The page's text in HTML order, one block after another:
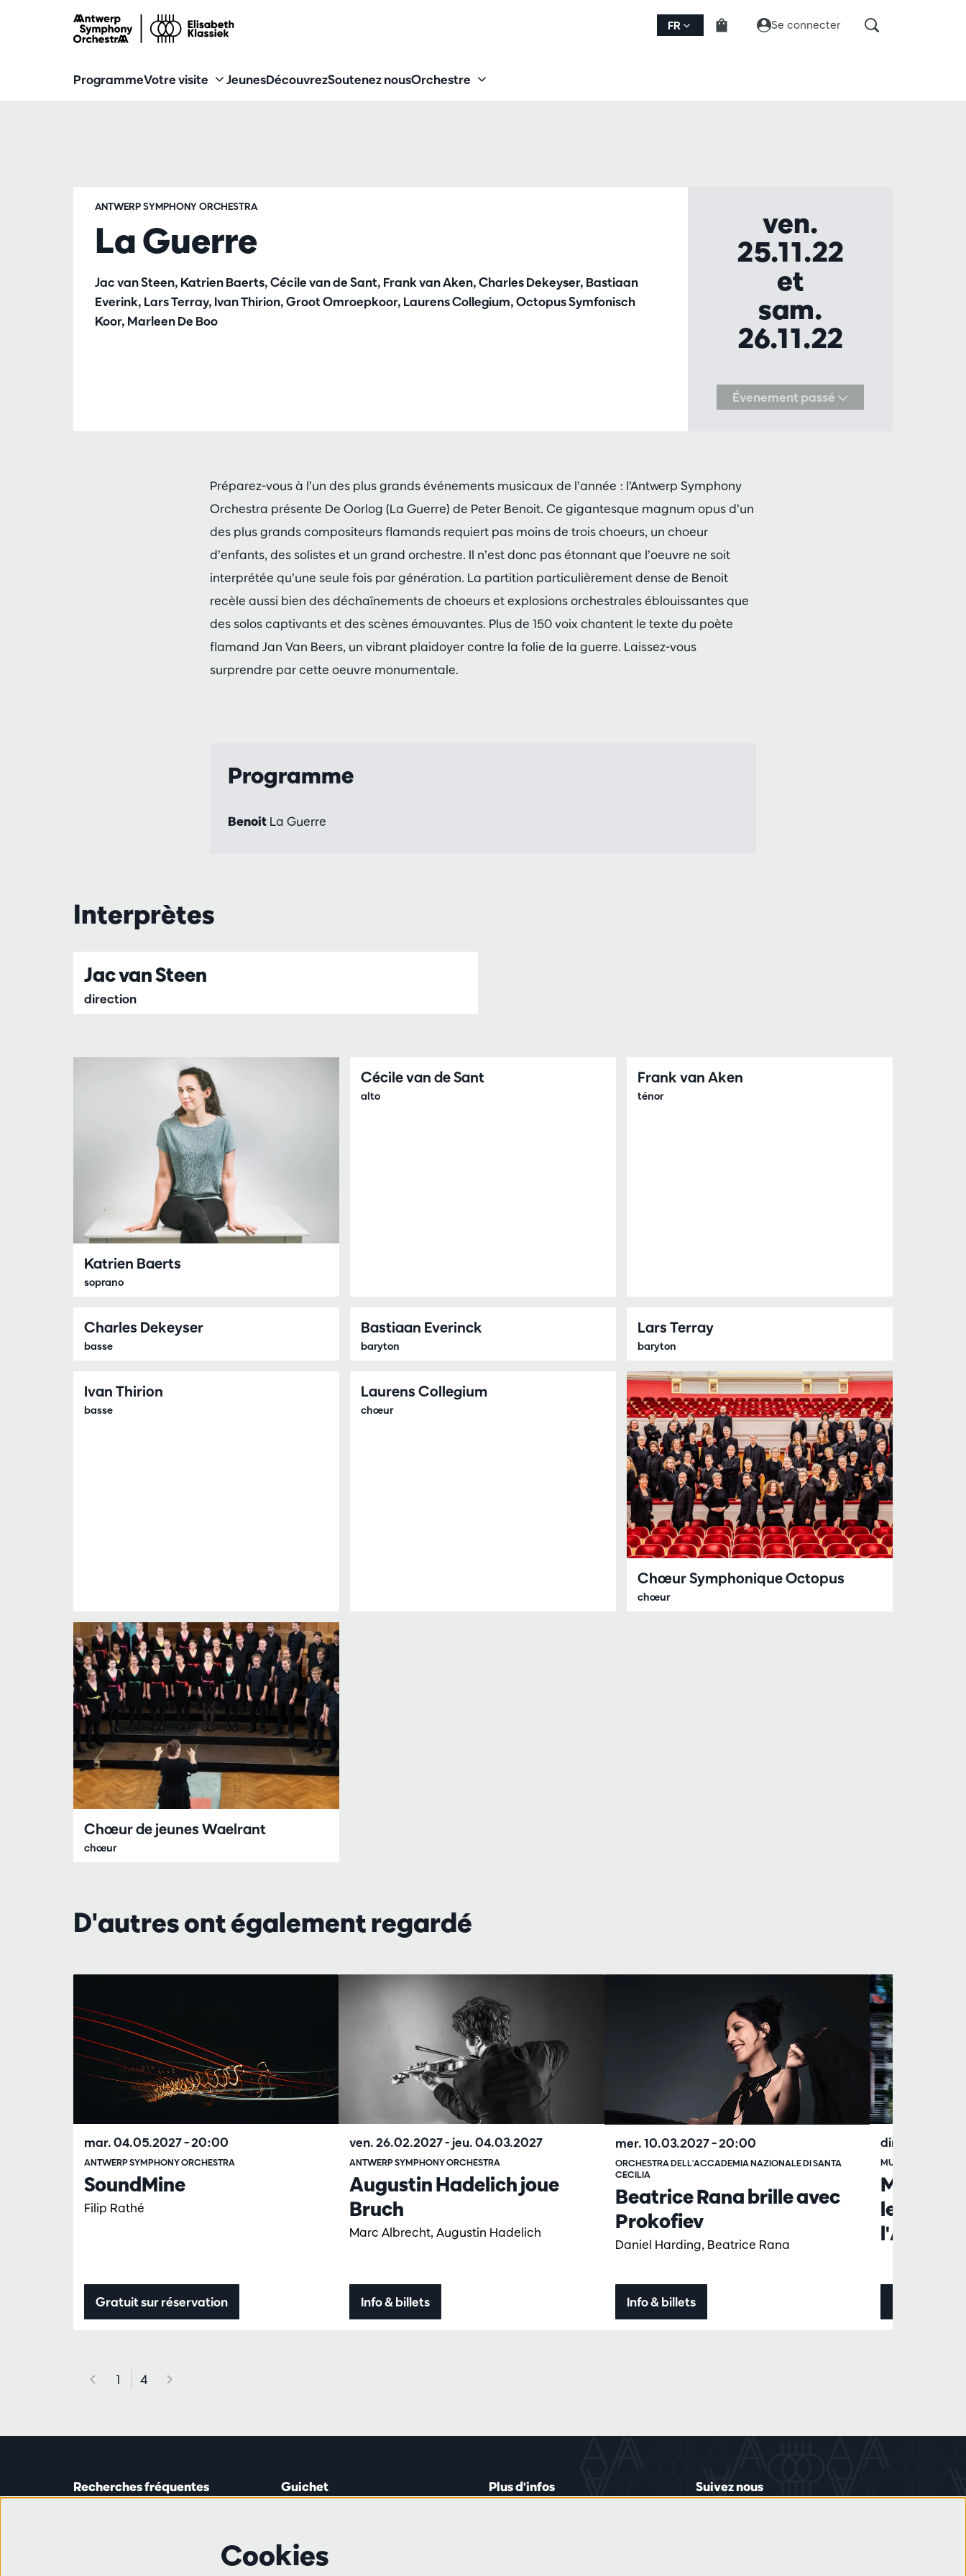
FR Se connecter
ProgrammeVotre visite JeunesDécouvrezSoutenez nousOrchestre
La Guerre
Jac van Steen, Katrien Baerts, Cécile van de Sant, Frank van Aken, Charles Dekeyser, Bastiaan
Everink, Lars Terray, Ivan Thirion, Groot Omroepkoor, Laurens Collegium, Octopus Symfonisch
Koor, Marleen De Boo
ANTWERP SYMPHONY ORCHESTRA
ven.
25.11.22
et
sam.
26.11.22
Évenement passé
Préparez-vous à l’un des plus grands événements musicaux de l’année : l’Antwerp Symphony
Orchestra présente De Oorlog (La Guerre) de Peter Benoit. Ce gigantesque magnum opus d’un
des plus grands compositeurs flamands requiert pas moins de trois choeurs, un choeur
d’enfants, des solistes et un grand orchestre. Il n’est donc pas étonnant que l’oeuvre ne soit
interprétée qu’une seule fois par génération. La partition particulièrement dense de Benoit
recèle aussi bien des déchaînements de choeurs et explosions orchestrales éblouissantes que
des solos captivants et des scènes émouvantes. Plus de 150 voix chantent le texte du poète
flamand Jan Van Beers, un vibrant plaidoyer contre la folie de la guerre. Laissez-vous
surprendre par cette oeuvre monumentale.
Programme
Benoit La Guerre
Interprètes
Jac van Steen
direction
Katrien Baerts
soprano
Cécile van de Sant
alto
Frank van Aken
ténor
Charles Dekeyser
basse
Bastiaan Everinck
baryton
Lars Terray
baryton
Ivan Thirion
basse
Laurens Collegium
chœur
Chœur Symphonique Octopus
chœur
Chœur de jeunes Waelrant
chœur
D'autres ont également regardé
SoundMine
Filip Rathé
ANTWERP SYMPHONY ORCHESTRA
mar. 04.05.2027– 20:00
Gratuit sur réservation
Augustin Hadelich joue
Bruch
Marc Albrecht, Augustin Hadelich
ANTWERP SYMPHONY ORCHESTRA
ven. 26.02.2027-jeu. 04.03.2027
Info & billets
Beatrice Rana brille avec
Prokofiev
Daniel Harding, Beatrice Rana
ORCHESTRA DELL'ACCADEMIA NAZIONALE DI SANTA
CECILIA
mer. 10.03.2027– 20:00
Info & billets
Musique
les
MUSICIENS DE
dim.
1 4
Recherches fréquentes
Travailler à l'Antwerp Symphony
Guichet
de 14h00 à 16h45
Plus d'infos Suivez nous
Cookies